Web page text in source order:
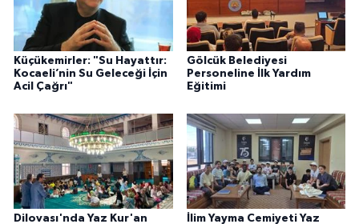
Küçükemirler: "Su Hayattır:
Kocaeli’nin Su Geleceği İçin
Acil Çağrı"
Gölcük Belediyesi
Personeline İlk Yardım
Eğitimi
Dilovası'nda Yaz Kur'an
İlim Yayma Cemiyeti Yaz